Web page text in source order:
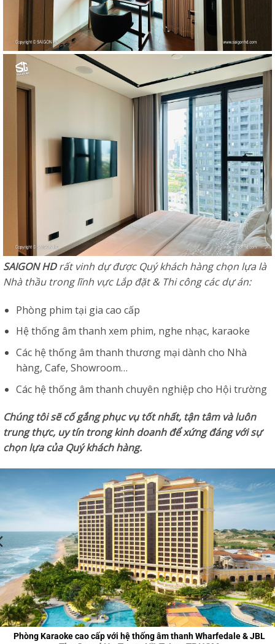
SAIGON HDrất vinh dự được Quý khách hàng chọn lựa là
Nhà thầu trong lĩnh vực Lắp đặt & Thi công các dự án:
Phòng phim tại gia cao cấp
Hệ thống âm thanh xem phim, nghe nhạc, karaoke
Các hệ thống âm thanh thương mại dành cho Nhà
hàng, Cafe, Showroom…
Các hệ thống âm thanh chuyên nghiệp cho Hội trường
Chúng tôi sẽ cố gắng phục vụ tốt nhất, tận tâm và luôn
trung thực, uy tín trong kinh doanh để xứng đáng với sự
chọn lựa của Quý khách hàng.
Phòng Karaoke cao cấp với hệ thống âm thanh Wharfedale & JBL